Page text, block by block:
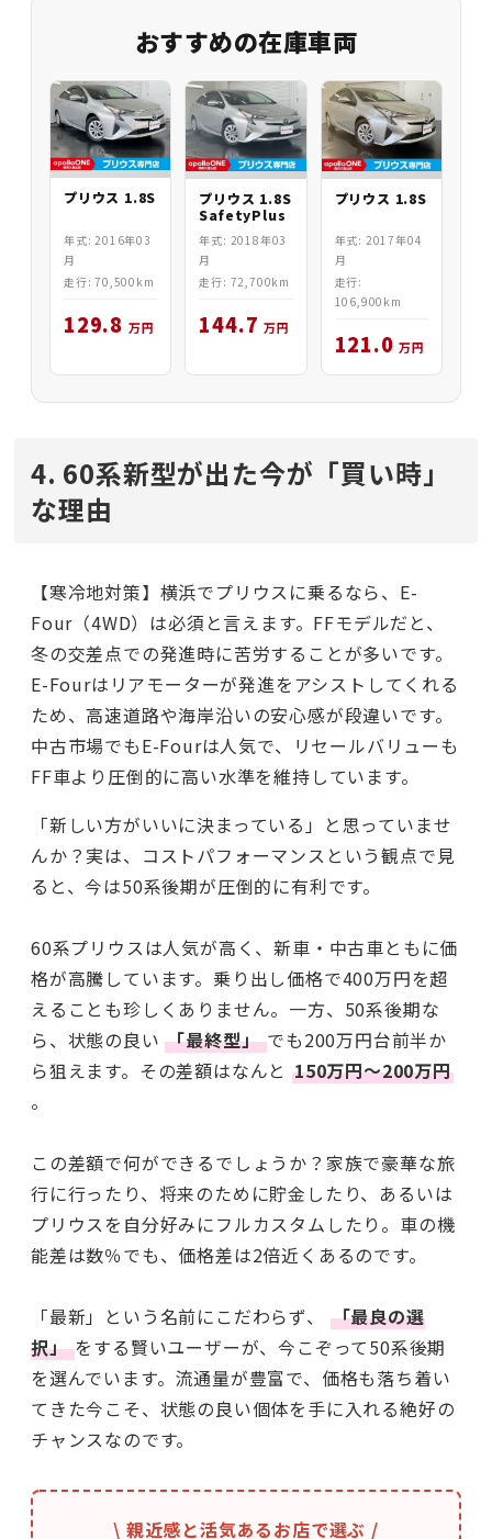
おすすめの在庫車両
プリウス 1.8S
年式: 2016年03
月
走行: 70,500km
129.8 万円
プリウス 1.8S
SafetyPlus
年式: 2018年03
月
走行: 72,700km
144.7 万円
プリウス 1.8S
年式: 2017年04
月
走行:
106,900km
121.0 万円
4. 60系新型が出た今が「買い時」
な理由
【寒冷地対策】横浜でプリウスに乗るなら、E-
Four（4WD）は必須と言えます。FFモデルだと、
冬の交差点での発進時に苦労することが多いです。
E-Fourはリアモーターが発進をアシストしてくれる
ため、高速道路や海岸沿いの安心感が段違いです。
中古市場でもE-Fourは人気で、リセールバリューも
FF車より圧倒的に高い水準を維持しています。
「新しい方がいいに決まっている」と思っていませ
んか？実は、コストパフォーマンスという観点で見
ると、今は50系後期が圧倒的に有利です。
60系プリウスは人気が高く、新車・中古車ともに価
格が高騰しています。乗り出し価格で400万円を超
えることも珍しくありません。一方、50系後期な
ら、状態の良い「最終型」でも200万円台前半か
ら狙えます。その差額はなんと 150万円〜200万円
。
この差額で何ができるでしょうか？家族で豪華な旅
行に行ったり、将来のために貯金したり、あるいは
プリウスを自分好みにフルカスタムしたり。車の機
能差は数％でも、価格差は2倍近くあるのです。
「最新」という名前にこだわらず、 「最良の選
択」をする賢いユーザーが、今こぞって50系後期
を選んでいます。流通量が豊富で、価格も落ち着い
てきた今こそ、状態の良い個体を手に入れる絶好の
チャンスなのです。
\ 親近感と活気あるお店で選ぶ /